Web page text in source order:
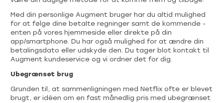
Med din personlige Augment bruger har du altid mulighed
for at følge dine betalte regninger samt de kommende -
enten på vores hjemmeside eller direkte på din
app/smartphone. Du har også mulighed for at ændre din
betalingsdato eller udskyde den. Du tager blot kontakt til
Augment kundeservice og vi ordner det for dig.
Ubegrænset brug
Grunden til, at sammenligningen med Netflix ofte er blevet
brugt, er idéen om en fast månedlig pris med ubegrænset